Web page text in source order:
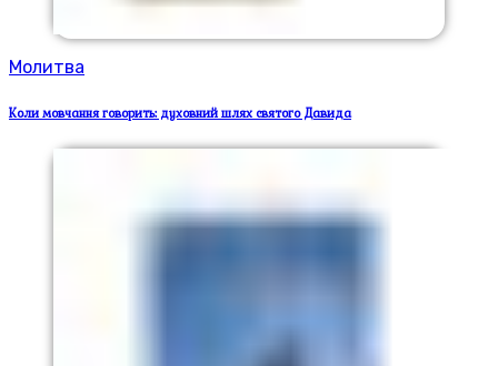
Молитва
Коли мовчання говорить: духовний шлях святого Давида